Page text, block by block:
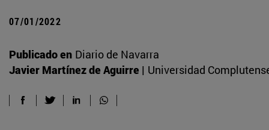
07/01/2022
Publicado en Diario de Navarra
Javier Martínez de Aguirre | Universidad